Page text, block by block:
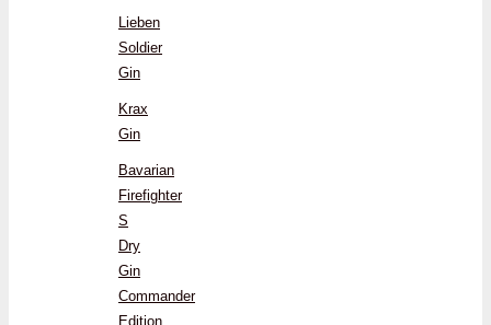
Lieben
Soldier
Gin
Krax
Gin
Bavarian
Firefighter
S
Dry
Gin
Commander
Edition